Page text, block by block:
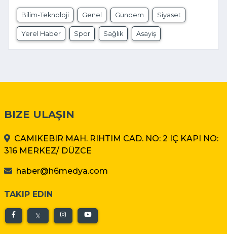
Bilim-Teknoloji Genel Gündem Siyaset
Yerel Haber Spor Sağlık Asayiş
BIZE ULAŞIN
CAMIKEBIR MAH. RIHTIM CAD. NO: 2 IÇ KAPI NO:
316 MERKEZ/ DÜZCE
haber@h6medya.com
TAKIP EDIN